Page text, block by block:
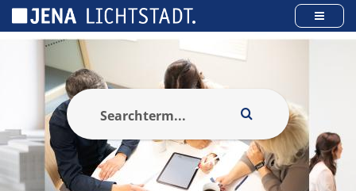
Cookies management panel